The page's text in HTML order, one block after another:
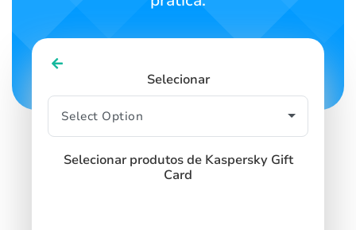
Selecionar
Selecionar produtos de Kaspersky Gift
Card